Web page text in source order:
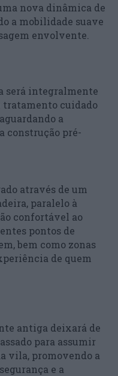
nova dinâmica de
a mobilidade suave
envolvente.
será integralmente
tratamento cuidado
a
construção pré-
através de um
paralelo à
confortável ao
pontos de
bem como zonas
de quem
antiga deixará de
para assumir
vila, promovendo a
e a